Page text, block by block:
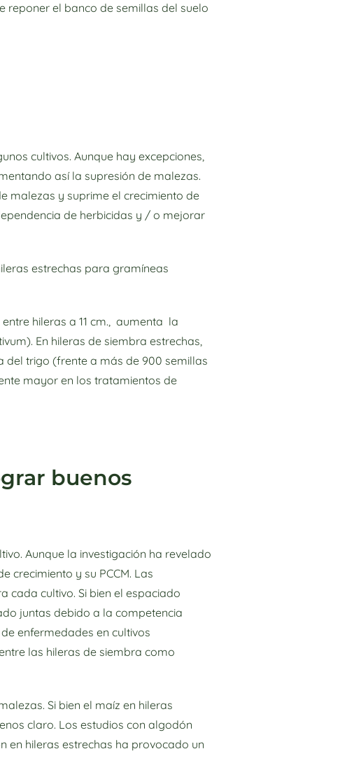
reponer el banco de semillas del suelo
cultivos. Aunque hay excepciones,
así la supresión de malezas.
malezas y suprime el crecimiento de
de herbicidas y / o mejorar
estrechas para gramíneas
hileras a 11 cm., aumenta la
En hileras de siembra estrechas,
del trigo (frente a más de 900 semillas
mayor en los tratamientos de
buenos
Aunque la investigación ha revelado
crecimiento y su PCCM. Las
cada cultivo. Si bien el espaciado
juntas debido a la competencia
enfermedades en cultivos
las hileras de siembra como
Si bien el maíz en hileras
claro. Los estudios con algodón
en hileras estrechas ha provocado un